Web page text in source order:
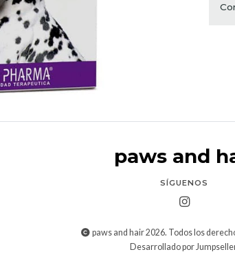
paws and
SÍGUENOS
paws and hair 2026. Todos los
Desarrollado por